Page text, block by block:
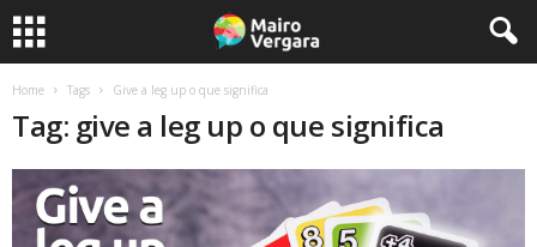
Home Tags Give a leg up o que significa
Tag: give a leg up o que significa